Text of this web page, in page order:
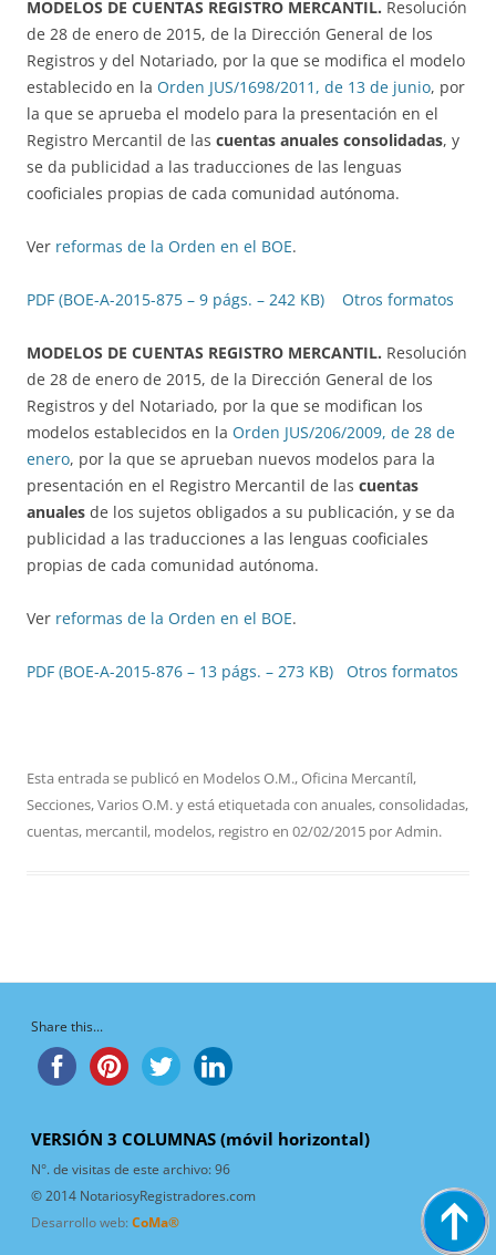
MODELOS DE CUENTAS REGISTRO MERCANTIL. Resolución
de 28 de enero de 2015, de la Dirección General de los
Registros y del Notariado, por la que se modifica el modelo
establecido en la Orden JUS/1698/2011, de 13 de junio, por
la que se aprueba el modelo para la presentación en el
Registro Mercantil de las cuentas anuales consolidadas, y
se da publicidad a las traducciones de las lenguas
cooficiales propias de cada comunidad autónoma.
Ver reformas de la Orden en el BOE.
PDF (BOE-A-2015-875 – 9 págs. – 242 KB) Otros formatos
MODELOS DE CUENTAS REGISTRO MERCANTIL. Resolución
de 28 de enero de 2015, de la Dirección General de los
Registros y del Notariado, por la que se modifican los
modelos establecidos en la Orden JUS/206/2009, de 28 de
enero, por la que se aprueban nuevos modelos para la
presentación en el Registro Mercantil de las cuentas
anuales de los sujetos obligados a su publicación, y se da
publicidad a las traducciones a las lenguas cooficiales
propias de cada comunidad autónoma.
Ver reformas de la Orden en el BOE.
PDF (BOE-A-2015-876 – 13 págs. – 273 KB) Otros formatos
Esta entrada se publicó en Modelos O.M.,Oficina Mercantíl,
Secciones,Varios O.M.y está etiquetada con anuales,consolidadas,
cuentas, mercantil, modelos, registro en 02/02/2015 porAdmin.
Share this...
VERSIÓN 3 COLUMNAS (móvil horizontal)
N°. de visitas de este archivo:96
© 2014 NotariosyRegistradores.com
Desarrollo web: CoMa®